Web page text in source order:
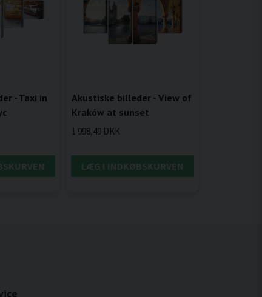
- Taxi in
Akustiske billeder - View of
Kraków at sunset
1 998,49 DKK
LÆG I INDKØBSKURVEN